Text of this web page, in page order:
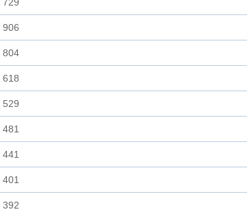
906
804
618
529
481
441
401
392